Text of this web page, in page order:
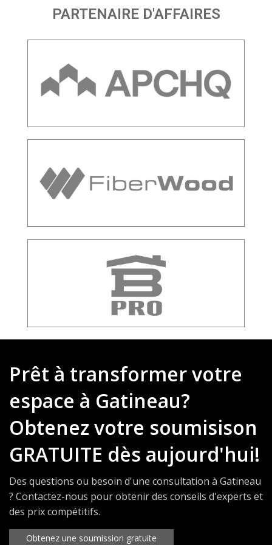
PARTENAIRE D'AFFAIRES
Prêt à transformer votre
espace à Gatineau?
Obtenez votre soumisison
GRATUITE dès aujourd'hui!
Des questions ou besoin d'une consultation à Gatineau
? Contactez-nous pour obtenir des conseils d'experts et
des prix compétitifs.
Obtenez une soumission gratuite